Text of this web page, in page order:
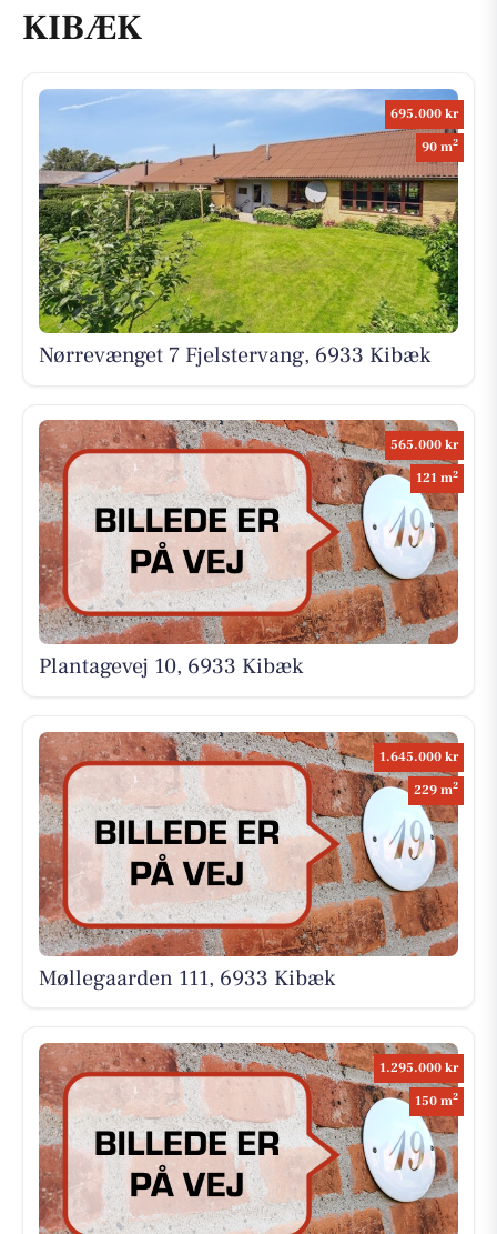
KIBÆK
695.000 kr
90 m2
Nørrevænget 7 Fjelstervang, 6933 Kibæk
565.000 kr
121 m2
Plantagevej 10, 6933 Kibæk
1.645.000 kr
229 m2
Møllegaarden 111, 6933 Kibæk
1.295.000 kr
150 m2